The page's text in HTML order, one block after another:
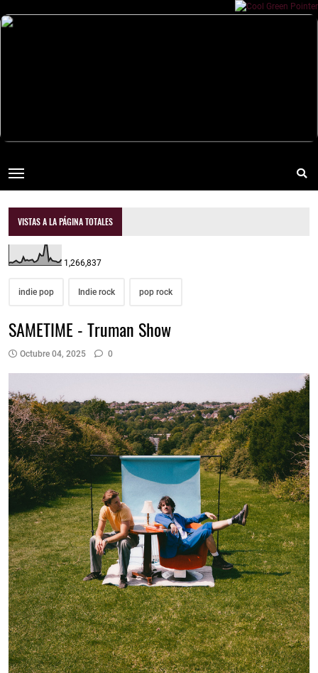
VISTAS A LA PÁGINA TOTALES
1,266,837
indie pop Indie rock pop rock
SAMETIME - Truman Show
Octubre 04, 2025 0